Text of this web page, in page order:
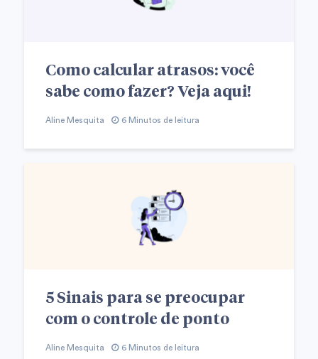
Como calcular atrasos: você
sabe como fazer? Veja aqui!
Aline Mesquita 6 Minutos de leitura
5 Sinais para se preocupar
com o controle de ponto
Aline Mesquita 6 Minutos de leitura